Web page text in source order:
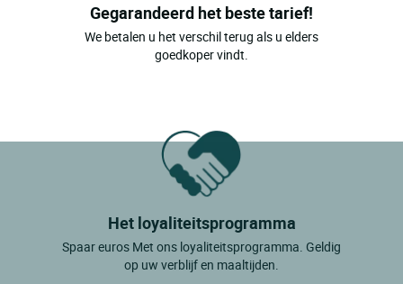
Gegarandeerd het beste tarief!
We betalen u het verschil terug als u elders
goedkoper vindt.
Het loyaliteitsprogramma
Spaar euros Met ons loyaliteitsprogramma. Geldig
op uw verblijf en maaltijden.